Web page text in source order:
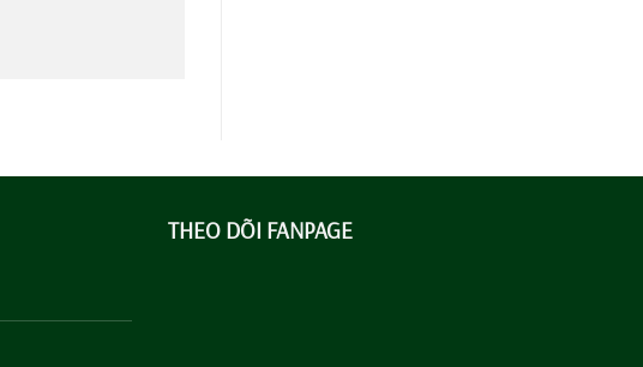
THEO DÕI FANPAGE